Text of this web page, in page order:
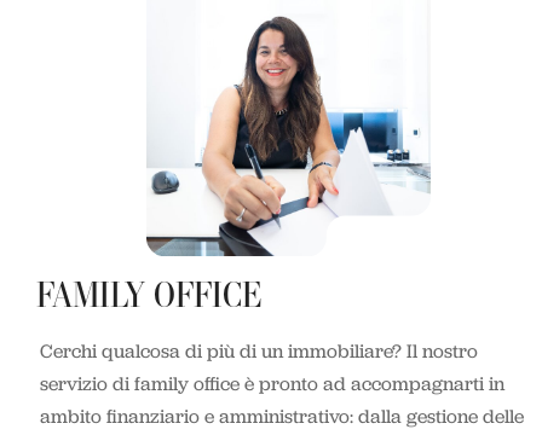
FAMILY OFFICE
Cerchi qualcosa di più di un immobiliare? Il nostro
servizio di family office è pronto ad accompagnarti in
ambito finanziario e amministrativo: dalla gestione delle